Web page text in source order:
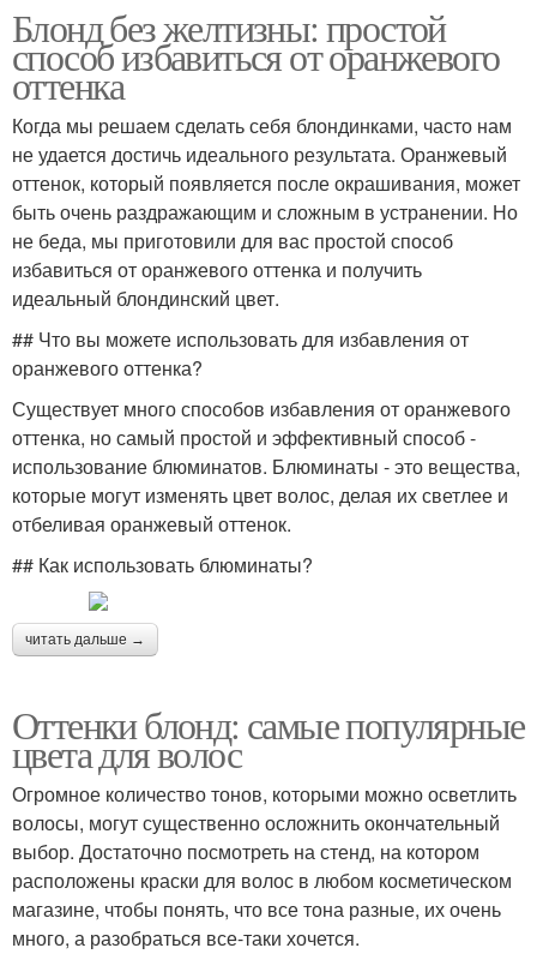
Блонд без желтизны: простой
способ избавиться от оранжевого
оттенка
Когда мы решаем сделать себя блондинками, часто нам
не удается достичь идеального результата. Оранжевый
оттенок, который появляется после окрашивания, может
быть очень раздражающим и сложным в устранении. Но
не беда, мы приготовили для вас простой способ
избавиться от оранжевого оттенка и получить
идеальный блондинский цвет.
## Что вы можете использовать для избавления от
оранжевого оттенка?
Существует много способов избавления от оранжевого
оттенка, но самый простой и эффективный способ -
использование блюминатов. Блюминаты - это вещества,
которые могут изменять цвет волос, делая их светлее и
отбеливая оранжевый оттенок.
## Как использовать блюминаты?
читать дальше →
Оттенки блонд: самые популярные
цвета для волос
Огромное количество тонов, которыми можно осветлить
волосы, могут существенно осложнить окончательный
выбор. Достаточно посмотреть на стенд, на котором
расположены краски для волос в любом косметическом
магазине, чтобы понять, что все тона разные, их очень
много, а разобраться все-таки хочется.